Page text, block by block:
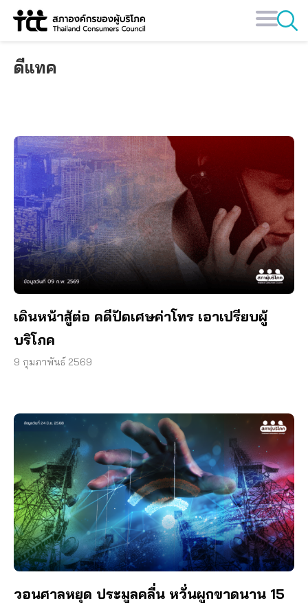
Skip
ดีแทค
เดินหน้าสู้ต่อ คดีปัดเศษค่าโทร เอาเปรียบผู้
บริโภค
9 กุมภาพันธ์ 2569
วอนศาลหยุด ประมูลคลื่น หวั่นผูกขาดนาน 15